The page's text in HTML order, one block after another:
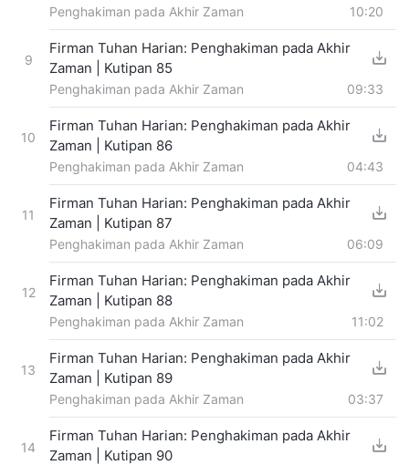
Penghakiman pada Akhir Zaman 10:20
9
Firman Tuhan Harian: Penghakiman pada Akhir
Zaman | Kutipan 85
Penghakiman pada Akhir Zaman 09:33
10
Firman Tuhan Harian: Penghakiman pada Akhir
Zaman | Kutipan 86
Penghakiman pada Akhir Zaman 04:43
11
Firman Tuhan Harian: Penghakiman pada Akhir
Zaman | Kutipan 87
Penghakiman pada Akhir Zaman 06:09
12
Firman Tuhan Harian: Penghakiman pada Akhir
Zaman | Kutipan 88
Penghakiman pada Akhir Zaman 11:02
13
Firman Tuhan Harian: Penghakiman pada Akhir
Zaman | Kutipan 89
Penghakiman pada Akhir Zaman 03:37
14
Firman Tuhan Harian: Penghakiman pada Akhir
Zaman | Kutipan 90